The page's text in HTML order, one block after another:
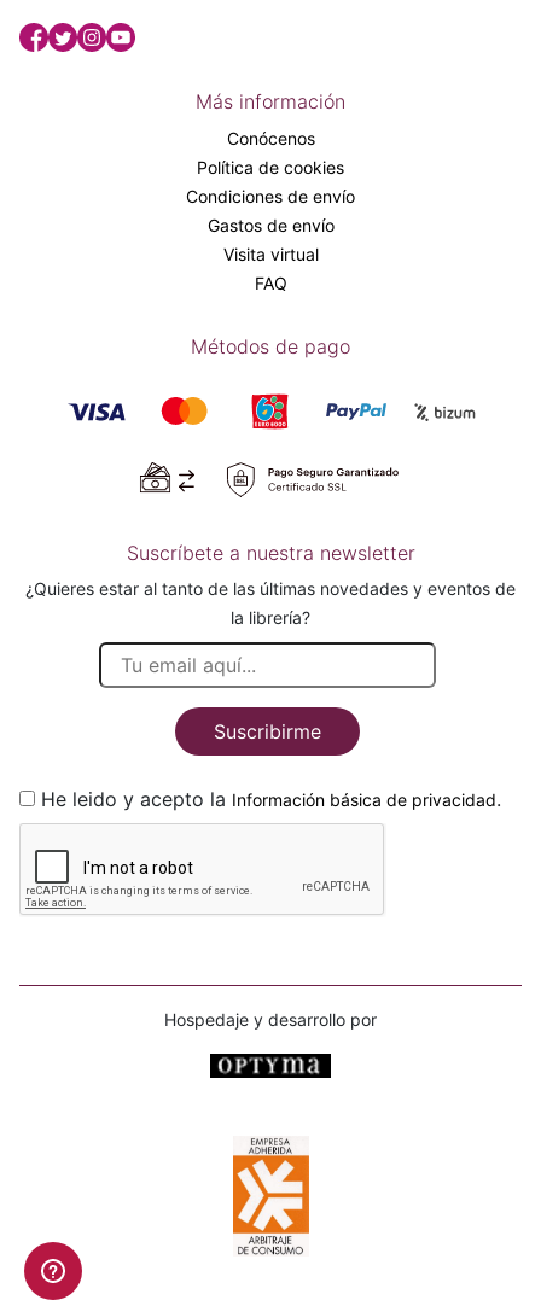
Más información
Conócenos
Política de cookies
Condiciones de envío
Gastos de envío
Visita virtual
FAQ
Métodos de pago
Suscríbete a nuestra newsletter
¿Quieres estar al tanto de las últimas novedades y eventos de
la librería?
Suscribirme
He leido y acepto la Información básica de privacidad.
Hospedaje y desarrollo por